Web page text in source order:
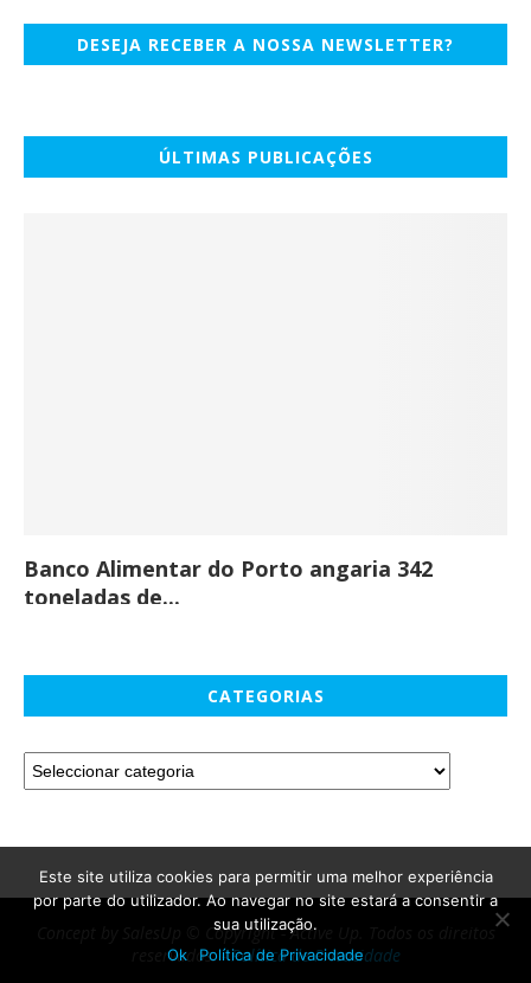
DESEJA RECEBER A NOSSA NEWSLETTER?
ÚLTIMAS PUBLICAÇÕES
Banco Alimentar do Porto angaria 342
toneladas de...
CATEGORIAS
Concept by SalesUp © Copyright - Active Up. Todos os direitos
reservados. -Política de Privacidade
Este site utiliza cookies para permitir uma melhor experiência
por parte do utilizador. Ao navegar no site estará a consentir a
sua utilização.
Ok
Política de Privacidade